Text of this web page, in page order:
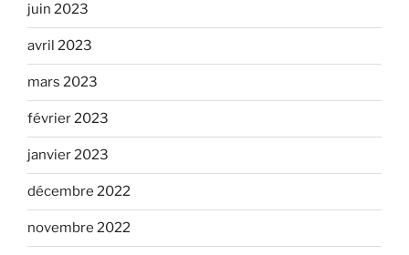
juin 2023
avril 2023
mars 2023
février 2023
janvier 2023
décembre 2022
novembre 2022